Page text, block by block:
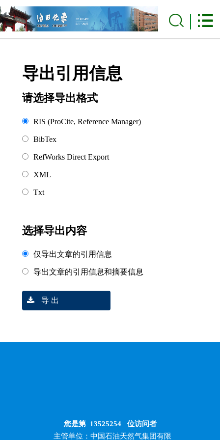
导出引用信息
请选择导出格式
RIS (ProCite, Reference Manager)
BibTex
RefWorks Direct Export
XML
Txt
选择导出内容
仅导出文章的引用信息
导出文章的引用信息和摘要信息
导 出
您是第 13525254位访问者
主管单位：中国石油天然气集团有限